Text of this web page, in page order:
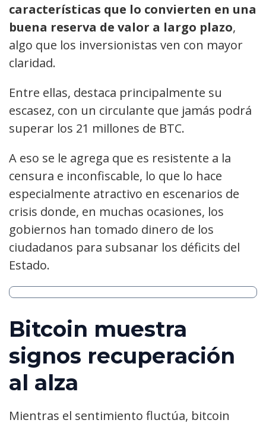
características que lo convierten en una
buena reserva de valor a largo plazo,
algo que los inversionistas ven con mayor
claridad.
Entre ellas, destaca principalmente su
escasez, con un circulante que jamás podrá
superar los 21 millones de BTC.
A eso se le agrega que es resistente a la
censura e inconfiscable, lo que lo hace
especialmente atractivo en escenarios de
crisis donde, en muchas ocasiones, los
gobiernos han tomado dinero de los
ciudadanos para subsanar los déficits del
Estado.
Bitcoin muestra
signos recuperación
al alza
Mientras el sentimiento fluctúa, bitcoin